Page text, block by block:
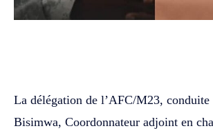
La délégation de l’AFC/M23, conduite
Bisimwa, Coordonnateur adjoint en